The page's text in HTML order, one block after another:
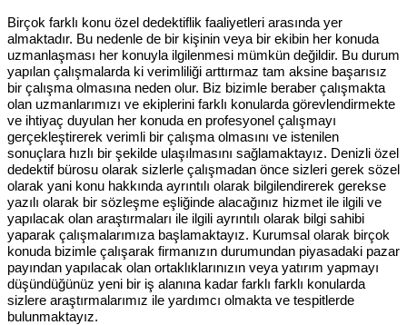
Birçok farklı konu özel dedektiflik faaliyetleri arasında yer
almaktadır. Bu nedenle de bir kişinin veya bir ekibin her konuda
uzmanlaşması her konuyla ilgilenmesi mümkün değildir. Bu durum
yapılan çalışmalarda ki verimliliği arttırmaz tam aksine başarısız
bir çalışma olmasına neden olur. Biz bizimle beraber çalışmakta
olan uzmanlarımızı ve ekiplerini farklı konularda görevlendirmekte
ve ihtiyaç duyulan her konuda en profesyonel çalışmayı
gerçekleştirerek verimli bir çalışma olmasını ve istenilen
sonuçlara hızlı bir şekilde ulaşılmasını sağlamaktayız. Denizli özel
dedektif bürosu olarak sizlerle çalışmadan önce sizleri gerek sözel
olarak yani konu hakkında ayrıntılı olarak bilgilendirerek gerekse
yazılı olarak bir sözleşme eşliğinde alacağınız hizmet ile ilgili ve
yapılacak olan araştırmaları ile ilgili ayrıntılı olarak bilgi sahibi
yaparak çalışmalarımıza başlamaktayız. Kurumsal olarak birçok
konuda bizimle çalışarak firmanızın durumundan piyasadaki pazar
payından yapılacak olan ortaklıklarınızın veya yatırım yapmayı
düşündüğünüz yeni bir iş alanına kadar farklı farklı konularda
sizlere araştırmalarımız ile yardımcı olmakta ve tespitlerde
bulunmaktayız.